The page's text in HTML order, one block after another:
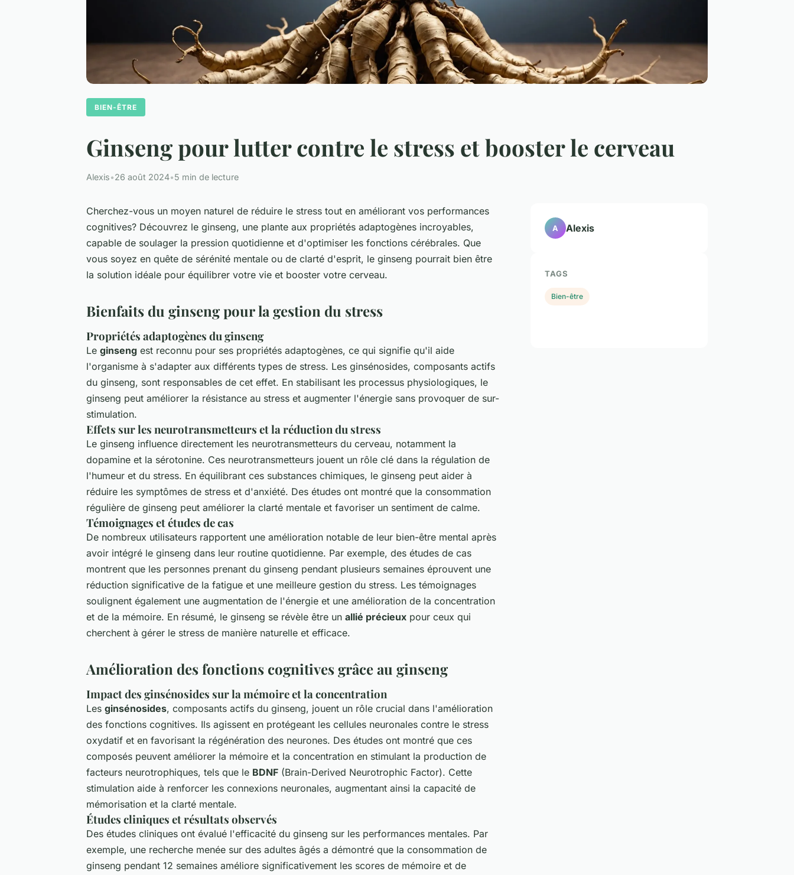
BIEN-ÊTRE
Ginseng pour lutter contre le stress et booster le cerveau
Alexis•26 août 2024•5 min de lecture
Cherchez-vous un moyen naturel de réduire le stress tout en améliorant vos performances
cognitives? Découvrez le ginseng, une plante aux propriétés adaptogènes incroyables,
capable de soulager la pression quotidienne et d'optimiser les fonctions cérébrales. Que
vous soyez en quête de sérénité mentale ou de clarté d'esprit, le ginseng pourrait bien être
la solution idéale pour équilibrer votre vie et booster votre cerveau.
Bienfaits du ginseng pour la gestion du stress
Propriétés adaptogènes du ginseng
Le ginseng est reconnu pour ses propriétés adaptogènes, ce qui signifie qu'il aide
l'organisme à s'adapter aux différents types de stress. Les ginsénosides, composants actifs
du ginseng, sont responsables de cet effet. En stabilisant les processus physiologiques, le
ginseng peut améliorer la résistance au stress et augmenter l'énergie sans provoquer de sur-
stimulation.
Effets sur les neurotransmetteurs et la réduction du stress
Le ginseng influence directement les neurotransmetteurs du cerveau, notamment la
dopamine et la sérotonine. Ces neurotransmetteurs jouent un rôle clé dans la régulation de
l'humeur et du stress. En équilibrant ces substances chimiques, le ginseng peut aider à
réduire les symptômes de stress et d'anxiété. Des études ont montré que la consommation
régulière de ginseng peut améliorer la clarté mentale et favoriser un sentiment de calme.
Témoignages et études de cas
De nombreux utilisateurs rapportent une amélioration notable de leur bien-être mental après
avoir intégré le ginseng dans leur routine quotidienne. Par exemple, des études de cas
montrent que les personnes prenant du ginseng pendant plusieurs semaines éprouvent une
réduction significative de la fatigue et une meilleure gestion du stress. Les témoignages
soulignent également une augmentation de l'énergie et une amélioration de la concentration
et de la mémoire. En résumé, le ginseng se révèle être un allié précieux pour ceux qui
cherchent à gérer le stress de manière naturelle et efficace.
Amélioration des fonctions cognitives grâce au ginseng
Impact des ginsénosides sur la mémoire et la concentration
Les ginsénosides, composants actifs du ginseng, jouent un rôle crucial dans l'amélioration
des fonctions cognitives. Ils agissent en protégeant les cellules neuronales contre le stress
oxydatif et en favorisant la régénération des neurones. Des études ont montré que ces
composés peuvent améliorer la mémoire et la concentration en stimulant la production de
facteurs neurotrophiques, tels que le BDNF (Brain-Derived Neurotrophic Factor). Cette
stimulation aide à renforcer les connexions neuronales, augmentant ainsi la capacité de
mémorisation et la clarté mentale.
Études cliniques et résultats observés
Des études cliniques ont évalué l'efficacité du ginseng sur les performances mentales. Par
exemple, une recherche menée sur des adultes âgés a démontré que la consommation de
ginseng pendant 12 semaines améliore significativement les scores de mémoire et de
A Alexis
TAGS
Bien-être